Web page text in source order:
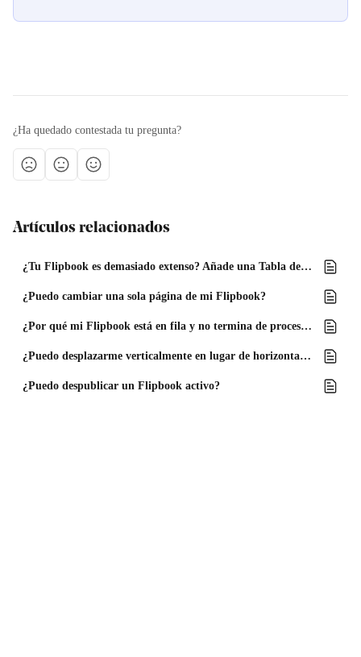
¿Ha quedado contestada tu pregunta?
Artículos relacionados
¿Tu Flipbook es demasiado extenso? Añade una Tabla de contenidos
¿Puedo cambiar una sola página de mi Flipbook?
¿Por qué mi Flipbook está en fila y no termina de procesarse?
¿Puedo desplazarme verticalmente en lugar de horizontalmente en mi Flipbook?
¿Puedo despublicar un Flipbook activo?